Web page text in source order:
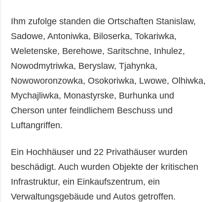
Notstand und
Notfälle
ZUSÄTZLICH
Veröffentlichungen
Interview
Fotos
Video
LEISTUNGEN
Abonnement
Fotobank
Ihm zufolge standen die Ortschaften Stanislaw,
Sadowe, Antoniwka, Biloserka, Tokariwka,
Weletenske, Berehowe, Saritschne, Inhulez,
Nowodmytriwka, Beryslaw, Tjahynka,
Nowoworonzowka, Osokoriwka, Lwowe, Olhiwka,
Mychajliwka, Monastyrske, Burhunka und
Cherson unter feindlichem Beschuss und
Luftangriffen.
Ein Hochhäuser und 22 Privathäuser wurden
beschädigt. Auch wurden Objekte der kritischen
Infrastruktur, ein Einkaufszentrum, ein
Verwaltungsgebäude und Autos getroffen.